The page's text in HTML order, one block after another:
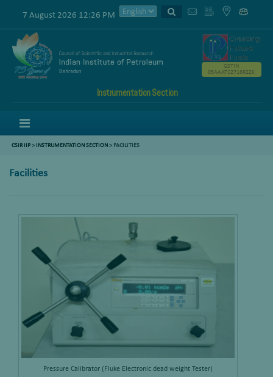
7 August 2026 12:26 PM
Instrumentation Section
GSTIN
05AAATC2716R2ZK
CSIR IIP> INSTRUMENTATION SECTION> FACILITIES
Facilities
Pressure Calibrator (Fluke Electronic dead weight Tester)